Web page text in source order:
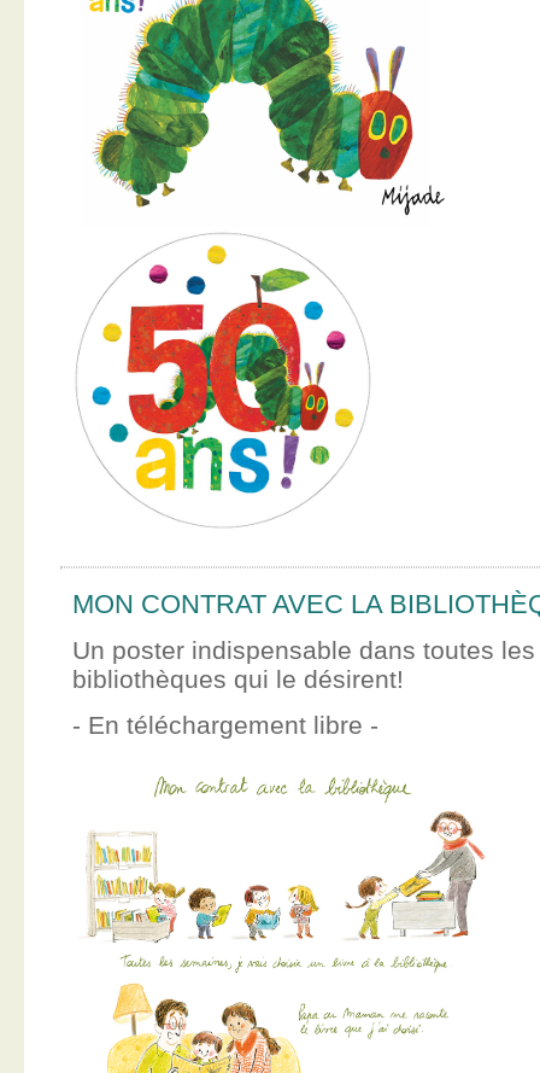
MON CONTRAT AVEC LA
Un poster indispensable dans toutes
bibliothèques qui le désirent!
- En téléchargement libre -